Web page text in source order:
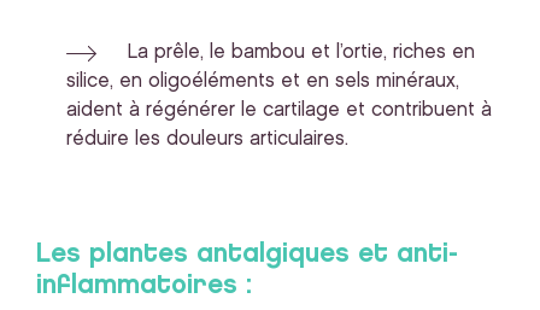
La prêle, le bambou et l’ortie, riches en
silice, en oligoéléments et en sels minéraux,
aident à régénérer le cartilage et contribuent à
réduire les douleurs articulaires.
Les plantes antalgiques et anti-
inflammatoires :